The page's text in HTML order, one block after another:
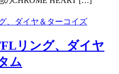
リング、ダイヤ
ム